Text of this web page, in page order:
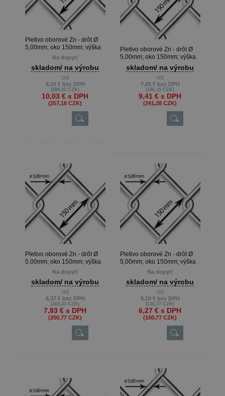
Pletivo oborové Zn - drôt Ø
5,00mm; oko 150mm; výška
Na dopyt!
skladom/ na výrobu
od
8,16 € bez DPH
(209,23 CZK)
10,03 € s DPH
(257,18 CZK)
Pletivo oborové Zn - drôt Ø
5,00mm; oko 150mm; výška
150cm
skladom/ na výrobu
od
7,65 € bez DPH
(196,15 CZK)
9,41 € s DPH
(241,28 CZK)
Pletivo oborové Zn - drôt Ø
5,00mm; oko 150mm; výška
Na dopyt!
skladom/ na výrobu
od
6,37 € bez DPH
(163,33 CZK)
7,83 € s DPH
(200,77 CZK)
Pletivo oborové Zn - drôt Ø
5,00mm; oko 150mm; výška
Na dopyt!
skladom/ na výrobu
od
5,10 € bez DPH
(130,77 CZK)
6,27 € s DPH
(160,77 CZK)